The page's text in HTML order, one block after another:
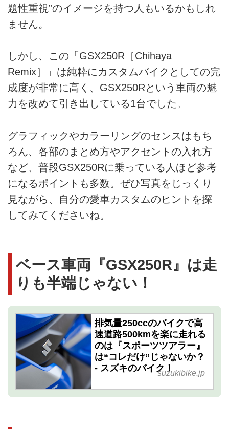
題性重視”のイメージを持つ人もいるかもしれ
ません。
しかし、この「GSX250R［Chihaya
Remix］」は純粋にカスタムバイクとしての完
成度が非常に高く、GSX250Rという車両の魅
力を改めて引き出している1台でした。
グラフィックやカラーリングのセンスはもち
ろん、各部のまとめ方やアクセントの入れ方
など、普段GSX250Rに乗っている人ほど参考
になるポイントも多数。ぜひ写真をじっくり
見ながら、自分の愛車カスタムのヒントを探
してみてくださいね。
ベース車両『GSX250R』は走
りも半端じゃない！
排気量250ccのバイクで高
速道路500kmを楽に走れる
のは『スポーツツアラー』
は“コレだけ”じゃないか？
- スズキのバイク！suzukibike.jp